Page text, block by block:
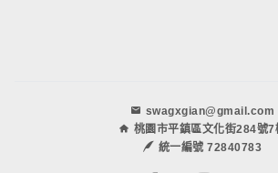
swagxgian@gmail.com
桃園市平鎮區文化街284號7
統一編號 72840783